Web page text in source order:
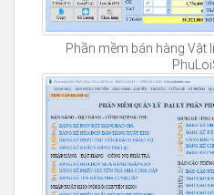
Phần mềm bán hàng Vật